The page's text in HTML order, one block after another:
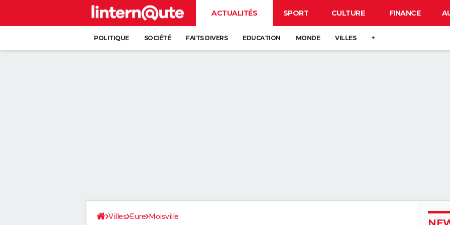
ACTUALITÉS SPORT CULTURE FINANCE
POLITIQUE SOCIÉTÉ FAITS DIVERS EDUCATION MONDE VILLES +
Villes Eure Moisville